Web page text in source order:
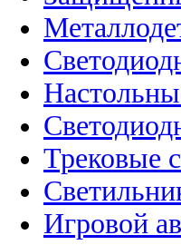
Трековые
Игровой